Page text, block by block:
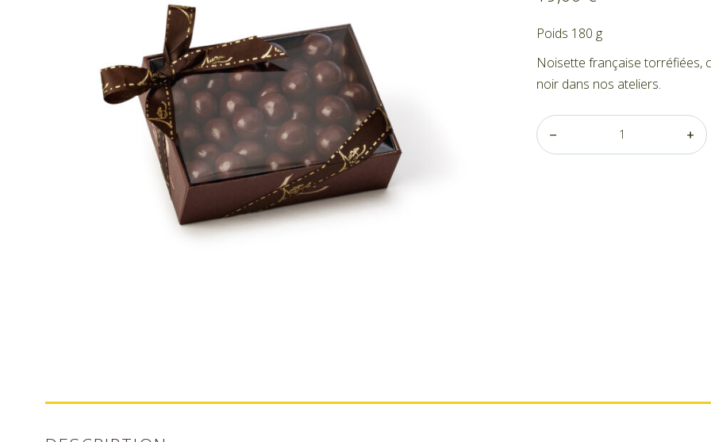
Poids 180 g
Noisette française torréfiées,
noir dans nos ateliers.
Nos bonbons de chocolat